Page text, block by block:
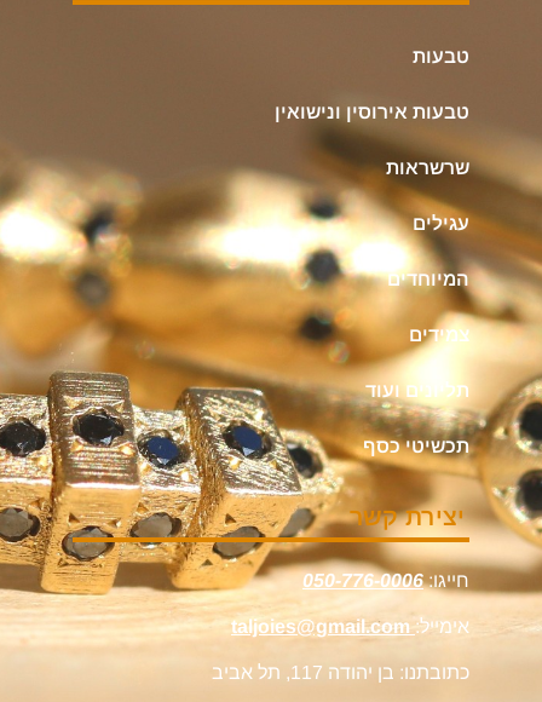
טבעות
טבעות אירוסין ונישואין
שרשראות
עגילים
המיוחדים
צמידים
תליונים ועוד
תכשיטי כסף
יצירת קשר
חייגו:050-776-0006
אימייל: taljoies@gmail.com
כתובתנו: בן יהודה 117, תל אביב